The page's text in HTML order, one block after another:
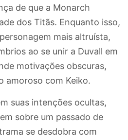
de que a Monarch
dos Titãs. Enquanto isso,
mais altruísta,
ao se unir a Duvall em
motivações obscuras,
amoroso com Keiko.
suas intenções ocultas,
sobre um passado de
se desdobra com